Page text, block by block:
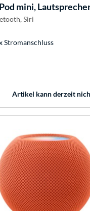
mini,
Siri
Stromanschluss
Artikel kann derzeit